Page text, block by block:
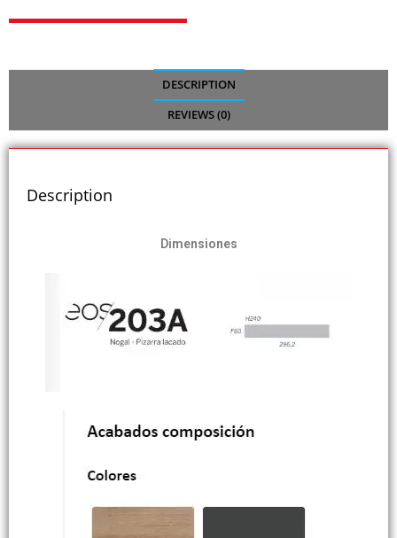
DESCRIPTION
REVIEWS (0)
Description
Dimensiones